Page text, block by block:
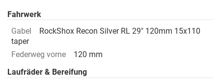
Fahrwerk
Gabel
RockShox Recon Silver RL 29" 120mm 15x110
taper
Federweg vorne
120 mm
Laufräder & Bereifung